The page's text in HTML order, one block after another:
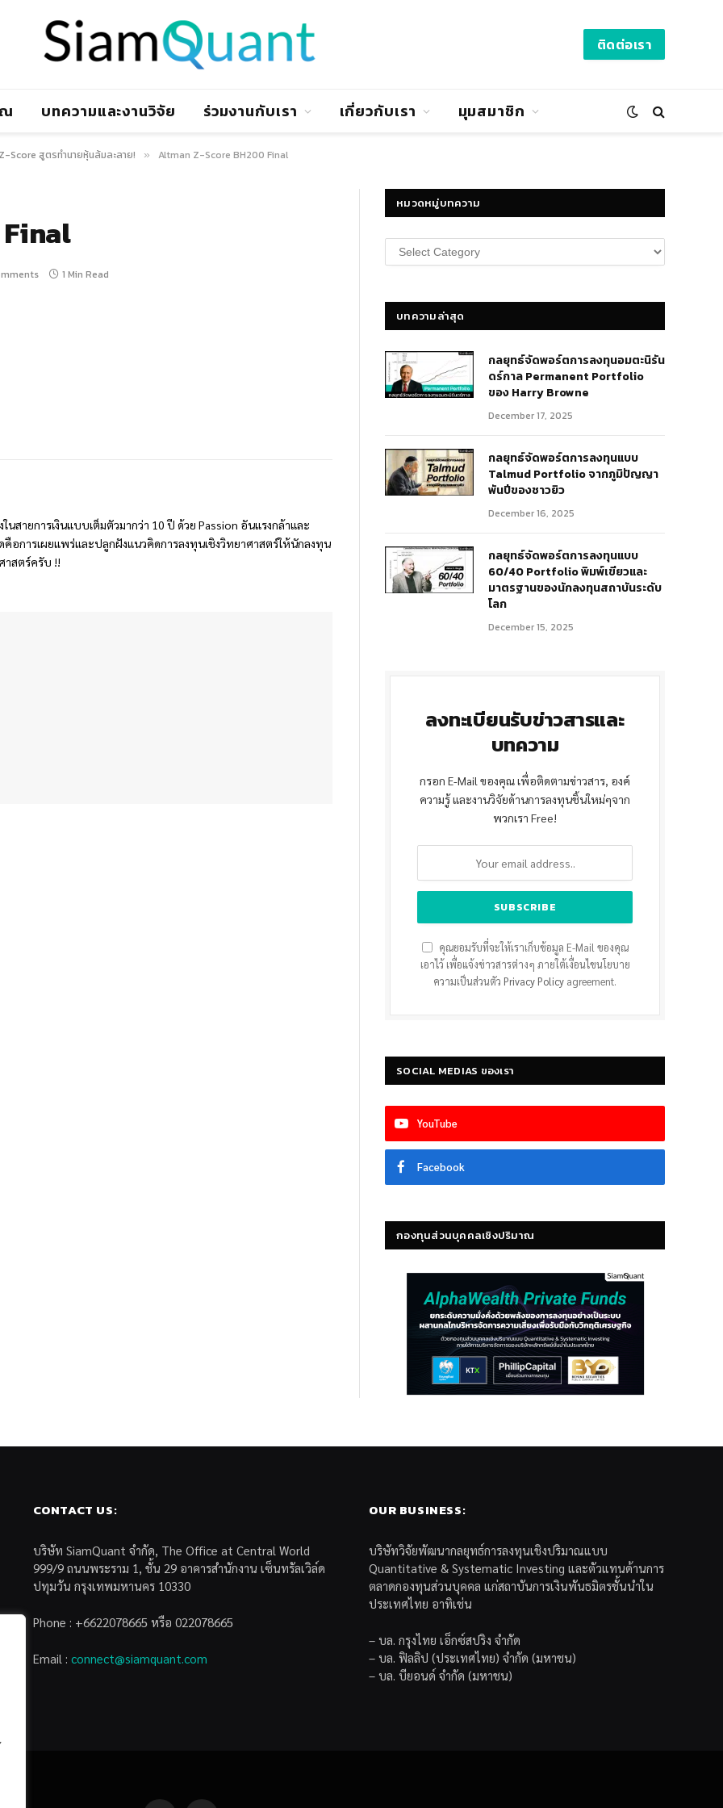
ติดต่อเรา
บทความและงานวิจัย ร่วมงานกับเรา เกี่ยวกับเรา มุมสมาชิก
Score สูตรทำนายหุ้นล้มละลาย! » Altman Z-Score BH200 Final
1 Min Read
สายการเงินแบบเต็มตัวมากว่า 10 ปี ด้วย Passion อันแรงกล้าและ
คือการเผยแพร่และปลูกฝังแนวคิดการลงทุนเชิงวิทยาศาสตร์ให้นักลงทุน
าสตร์ครับ !!
หมวดหมู่บทความ
หมวด
หมู่
บทความล่าสุด
กลยุทธ์​จัดพอร์ตการลงทุนอมตะนิรัน
ดร์กาล Permanent Portfolio
ของ Harry Browne
December 17, 2025
กลยุทธ์จัดพอร์ตการลงทุนแบบ
Talmud Portfolio จากภูมิปัญญา
พันปีของชาวยิว
December 16, 2025
กลยุทธ์จัดพอร์ตการลงทุนแบบ
60/40 Portfolio พิมพ์เขียวและ
มาตรฐานของนักลงทุนสถาบันระดับ
โลก
December 15, 2025
ลงทะเบียนรับข่าวสารและ
บทความ
กรอก E-Mail ของคุณ เพื่อติดตามข่าวสาร, องค์
ความรู้ และงานวิจัยด้านการลงทุนชิ้นใหม่ๆจาก
พวกเรา Free!
คุณยอมรับที่จะให้เราเก็บข้อมูล E-Mail ของคุณ
เอาไว้ เพื่อแจ้งข่าวสารต่างๆ ภายใต้เงื่อนไขนโยบาย
ความเป็นส่วนตัว Privacy Policy agreement.
SOCIAL MEDIAS ของเรา
YouTube
Facebook
กองทุนส่วนบุคคลเชิงปริมาณ
CONTACT US:
บริษัท SiamQuant จำกัด, The Office at Central World
999/9 ถนนพระราม 1, ชั้น 29 อาคารสำนักงาน เซ็นทรัลเวิล์ด
ปทุมวัน กรุงเทพมหานคร 10330
Phone : +6622078665 หรือ 022078665
Email : connect@siamquant.com
OUR BUSINESS:
บริษัทวิจัยพัฒนากลยุทธ์การลงทุนเชิงปริมาณแบบ
Quantitative & Systematic Investing และตัวแทนด้านการ
ตลาดกองทุนส่วนบุคคล แก่สถาบันการเงินพันธมิตรชั้นนำใน
ประเทศไทย อาทิเช่น
– บล. กรุงไทย เอ็กซ์สปริง จำกัด
– บล. ฟิลลิป (ประเทศไทย) จำกัด (มหาชน)
– บล. บียอนด์ จำกัด (มหาชน)